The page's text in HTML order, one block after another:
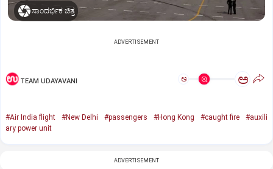
ಸಾಂದರ್ಭಿಕ ಚಿತ್ರ
ADVERTISEMENT
TEAM UDAYAVANI ಅ ಅ
#Air India flight #New Delhi #passengers #Hong Kong #caught fire
#auxili
ary power unit
ADVERTISEMENT